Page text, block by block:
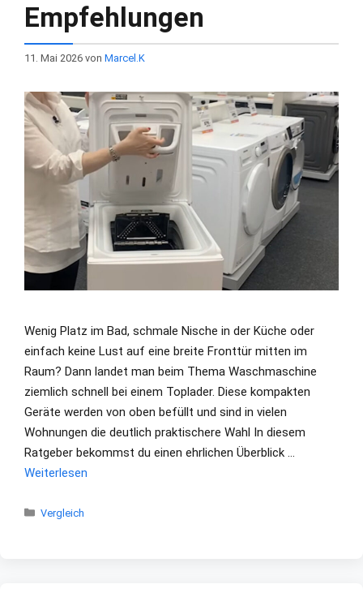
Empfehlungen
11. Mai 2026 von Marcel.K
Wenig Platz im Bad, schmale Nische in der Küche oder
einfach keine Lust auf eine breite Fronttür mitten im
Raum? Dann landet man beim Thema Waschmaschine
ziemlich schnell bei einem Toplader. Diese kompakten
Geräte werden von oben befüllt und sind in vielen
Wohnungen die deutlich praktischere Wahl In diesem
Ratgeber bekommst du einen ehrlichen Überblick …
Weiterlesen
Kategorien
Vergleich